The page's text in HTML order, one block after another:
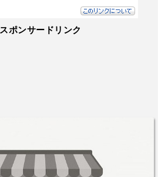
スポンサードリンク